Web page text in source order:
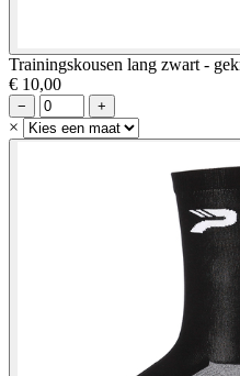
Trainingskousen lang zwart -
€ 10,00
− +
×